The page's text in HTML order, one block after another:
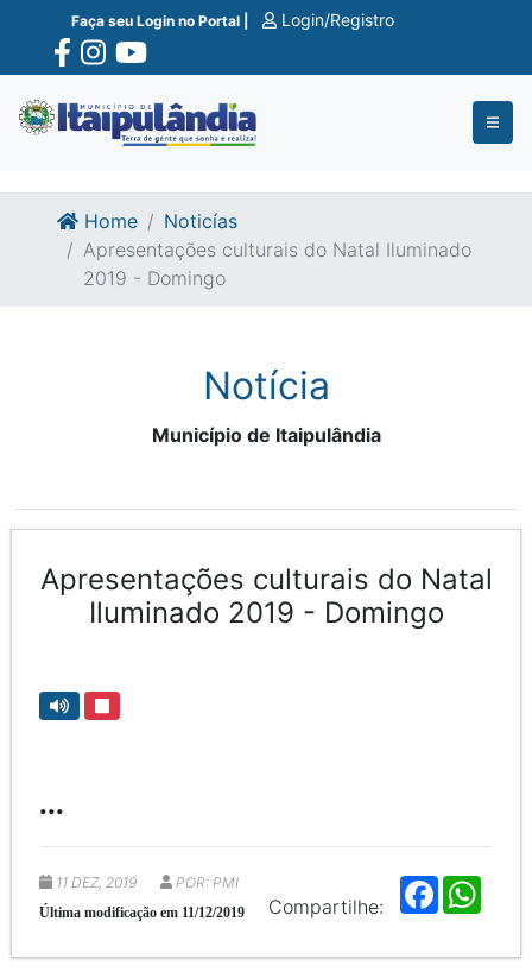
Ir para o conte�do
Ir para o fim do conte�do
Faça seu Login no Portal | Login/Registro
Home
Noticías
Apresentações culturais do Natal Iluminado
2019 - Domingo
Notícia
Município de Itaipulândia
Apresentações culturais do Natal
Iluminado 2019 - Domingo
...
Compartilhe:
F
a
b
s
11 DEZ, 2019 POR: PMI
Última modificação em 11/12/2019